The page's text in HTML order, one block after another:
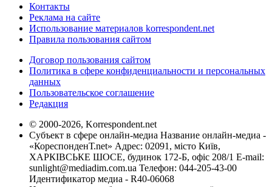
Контакты
Реклама на сайте
Использование материалов korrespondent.net
Правила пользования сайтом
Договор пользования сайтом
Политика в сфере конфиденциальности и персональных
данных
Пользовательское соглашение
Редакция
© 2000-2026, Korrespondent.net
Субъект в сфере онлайн-медиа Название онлайн-медиа -
«КореспонденТ.net» Адрес: 02091, місто Київ,
ХАРКІВСЬКЕ ШОСЕ, будинок 172-Б, офіс 208/1 E-mail:
sunlight@mediadim.com.ua Телефон: 044-205-43-00
Идентификатор медиа - R40-06068